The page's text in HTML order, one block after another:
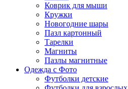
Коврик для мыши
Кружки
Новогодние шары
Пазл картонный
Тарелки
Магниты
Пазлы магнитные
Одежда с Фото
Футболки детские